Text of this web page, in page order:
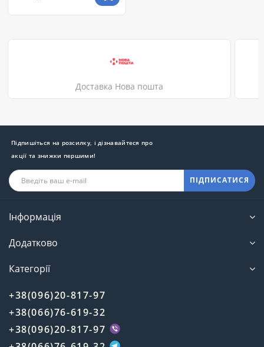
Доставка Нова пошта
Підпишіться на розсилку, і дізнавайтеся про
акції та знижки першими!
ПІДПИСАТИСЯ
Інформація
Додатково
Категорії
+38(096)20-817-97
+38(066)76-619-32
+38(096)20-817-97